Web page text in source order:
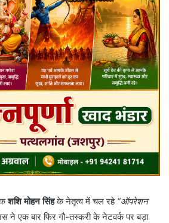
शशि मोहन सिंहके नेतृत्व में चल रहे “ऑपरेशन
ने एक बार फिर गौ-तस्करी के नेटवर्क पर बड़ा